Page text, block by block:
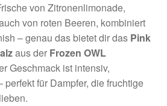
von Zitronenlimonade,
von roten Beeren, kombiniert
– genau das bietet dir das Pink
aus der Frozen OWL
Geschmack ist intensiv,
perfekt für Dampfer, die fruchtige